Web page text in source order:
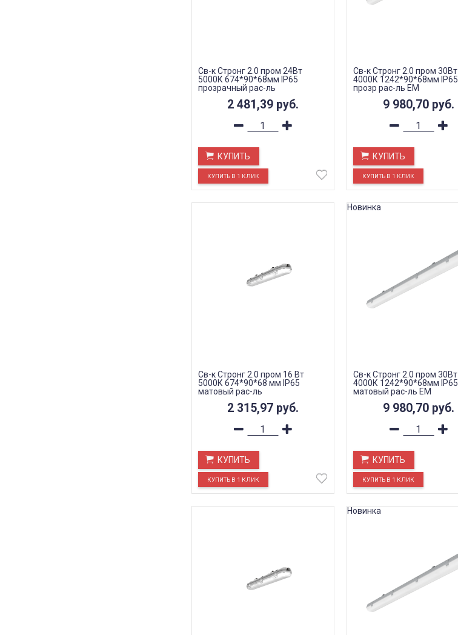
Св-к Стронг 2.0 пром 24Вт
5000К 674*90*68мм IP65
прозрачный рас-ль
2 481,39 руб.
КУПИТЬ
Св-к Стронг 2.0 пром 30Вт
4000К 1242*90*68мм IP65
прозр рас-ль EM
9 980,70 руб.
КУПИТЬ
Св-к Стронг 2.0 пром 16 Вт
5000К 674*90*68 мм IP65
матовый рас-ль
2 315,97 руб.
КУПИТЬ
Св-к Стронг 2.0 пром 30Вт
4000К 1242*90*68мм IP65
матовый рас-ль EM
9 980,70 руб.
КУПИТЬ
Новинка
Новинка